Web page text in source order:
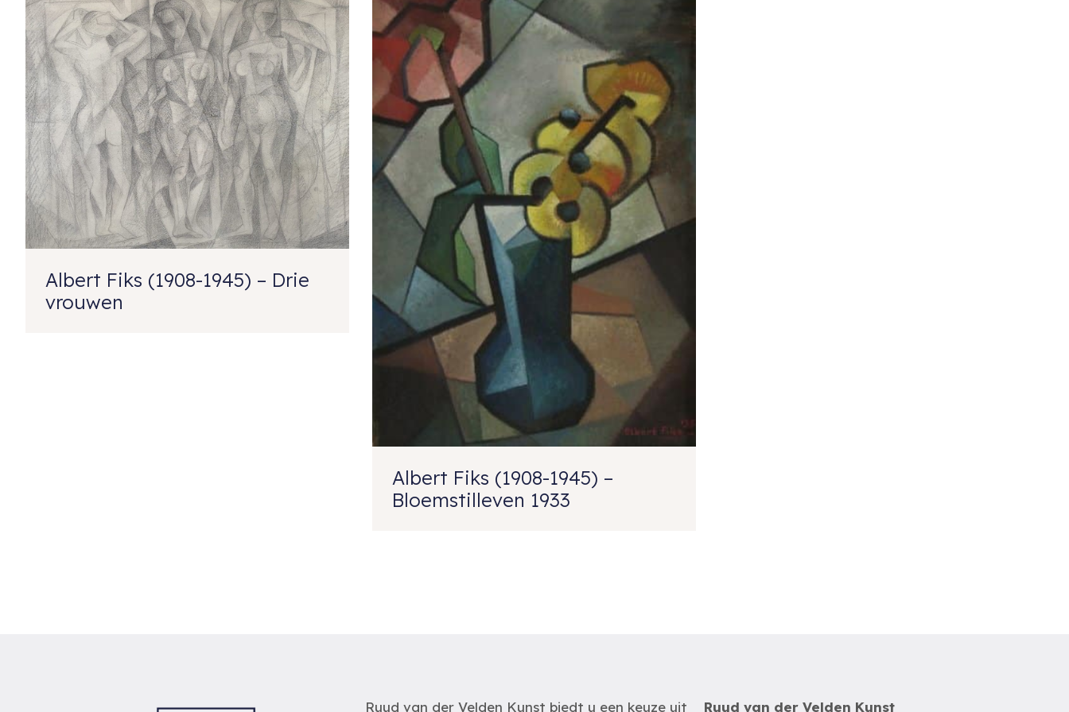
Albert Fiks (1908-1945) – Drie
vrouwen
Albert Fiks (1908-1945) –
Bloemstilleven 1933
Ruud van der Velden Kunst biedt u een keuze uit Ruud van der Velden Kunst